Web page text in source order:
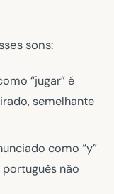
sons:
“jugar” é
semelhante
como “y”
não